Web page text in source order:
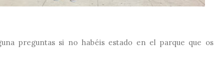
preguntas si no habéis estado en el parque que os